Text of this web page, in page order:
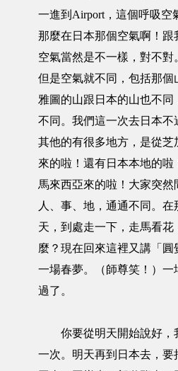
一進到Airport，這個呼吸空
那麼在日本那個空氣啊！跟
空氣當然是不一樣，對不對
但是空氣就不同，包括那個
雅圖的山跟日本的山也不
不同。我們這一次去日本不
其他的有很多地方，是從芝
來的啦！還有日本本地的啦
馬來西亞來的啦！大家突
人、事、地，通通不同。
天，到處走一下，走馬看
麼？現在回來這裡又講「圓
一場春夢。（師尊笑！）一
過了。
你要從明天開始說好，
一次。明天再到日本去，要